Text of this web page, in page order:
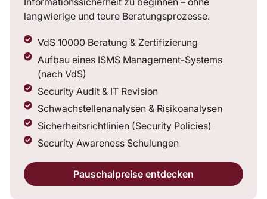
langwierige und teure Beratungsprozesse.
VdS 10000 Beratung & Zertifizierung
Aufbau eines ISMS Management-Systems
(nach VdS)
Security Audit & IT Revision
Schwachstellenanalysen & Risikoanalysen
Sicherheitsrichtlinien (Security Policies)
Security Awareness Schulungen
Pauschalpreise entdecken